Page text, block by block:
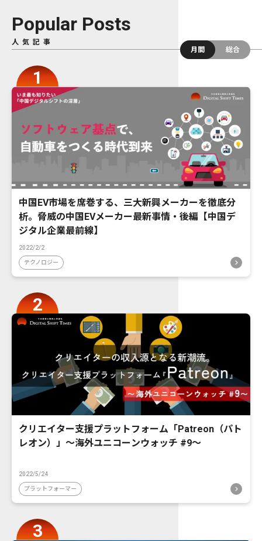
Popular Posts
人気記事
月間
総合
中国EV市場を席巻する、三大新興メーカーを徹底分
析。脅威の中国EVメーカー最新事情・後編【中国デ
ジタル企業最前線】
2022/2/2
テクノロジー
クリエイター支援プラットフォーム「Patreon（パト
レオン）」〜海外ユニコーンウォッチ #9〜
2022/5/24
プラットフォーマー